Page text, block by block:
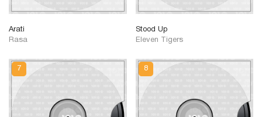
Arati
Rasa
Stood Up
Eleven Tigers